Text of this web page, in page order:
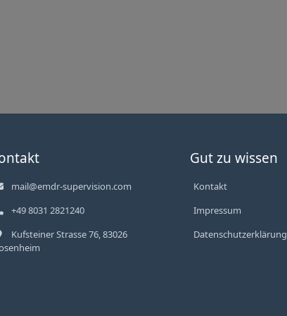
mail@emdr-supervision.com
+49 8031 2821240
Kufsteiner Strasse 76, 83026
Gut zu wissen
Kontakt
Impressum
Datenschutzerklärung